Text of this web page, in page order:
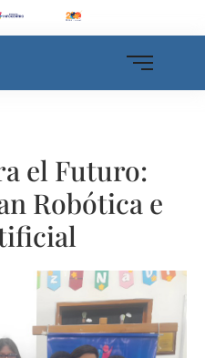
el Futuro:
Robótica e